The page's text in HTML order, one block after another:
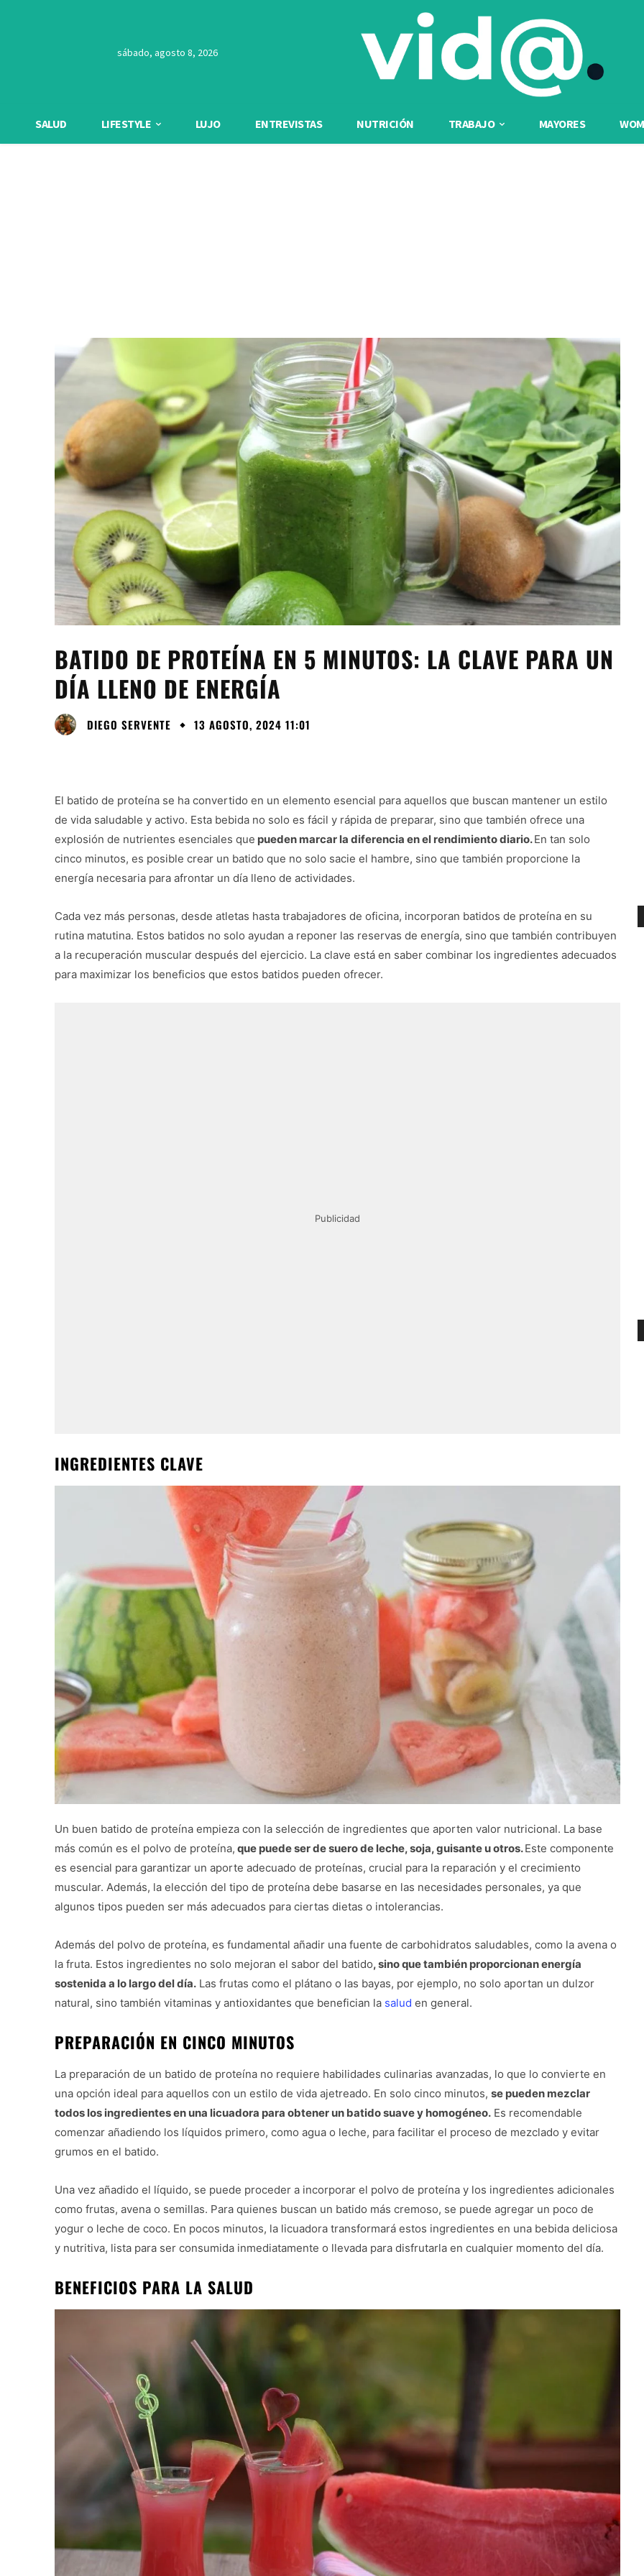
sábado, agosto 8, 2026
SALUD LIFESTYLE LUJO ENTREVISTAS NUTRICIÓN TRABAJO MAYORES
BATIDO DE PROTEÍNA EN 5 MINUTOS: LA CLAVE PARA UN
DÍA LLENO DE ENERGÍA
DIEGO SERVENTE 13 AGOSTO, 2024 11:01
El batido de proteína se ha convertido en un elemento esencial para aquellos que buscan mantener un estilo
de vida saludable y activo. Esta bebida no solo es fácil y rápida de preparar, sino que también ofrece una
explosión de nutrientes esenciales que pueden marcar la diferencia en el rendimiento diario.En tan solo
cinco minutos, es posible crear un batido que no solo sacie el hambre, sino que también proporcione la
energía necesaria para afrontar un día lleno de actividades.
Cada vez más personas, desde atletas hasta trabajadores de oficina, incorporan batidos de proteína en su
rutina matutina. Estos batidos no solo ayudan a reponer las reservas de energía, sino que también contribuyen
a la recuperación muscular después del ejercicio. La clave está en saber combinar los ingredientes adecuados
para maximizar los beneficios que estos batidos pueden ofrecer.
Publicidad
INGREDIENTES CLAVE
Un buen batido de proteína empieza con la selección de ingredientes que aporten valor nutricional. La base
más común es el polvo de proteína, que puede ser de suero de leche, soja, guisante u otros.Este componente
es esencial para garantizar un aporte adecuado de proteínas, crucial para la reparación y el crecimiento
muscular. Además, la elección del tipo de proteína debe basarse en las necesidades personales, ya que
algunos tipos pueden ser más adecuados para ciertas dietas o intolerancias.
Además del polvo de proteína, es fundamental añadir una fuente de carbohidratos saludables, como la avena o
la fruta. Estos ingredientes no solo mejoran el sabor del batido, sino que también proporcionan energía
sostenida a lo largo del día. Las frutas como el plátano o las bayas, por ejemplo, no solo aportan un dulzor
natural, sino también vitaminas y antioxidantes que benefician la salud en general.
PREPARACIÓN EN CINCO MINUTOS
La preparación de un batido de proteína no requiere habilidades culinarias avanzadas, lo que lo convierte en
una opción ideal para aquellos con un estilo de vida ajetreado. En solo cinco minutos, se pueden mezclar
todos los ingredientes en una licuadora para obtener un batido suave y homogéneo. Es recomendable
comenzar añadiendo los líquidos primero, como agua o leche, para facilitar el proceso de mezclado y evitar
grumos en el batido.
Una vez añadido el líquido, se puede proceder a incorporar el polvo de proteína y los ingredientes adicionales
como frutas, avena o semillas. Para quienes buscan un batido más cremoso, se puede agregar un poco de
yogur o leche de coco. En pocos minutos, la licuadora transformará estos ingredientes en una bebida deliciosa
y nutritiva, lista para ser consumida inmediatamente o llevada para disfrutarla en cualquier momento del día.
BENEFICIOS PARA LA SALUD